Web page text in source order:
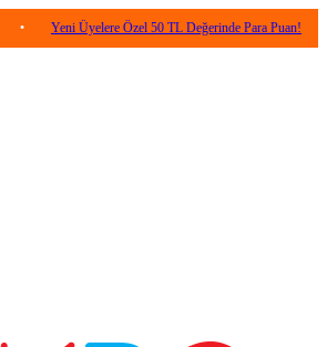
Yeni Üyelere Özel 50 TL Değerinde Para Puan! •